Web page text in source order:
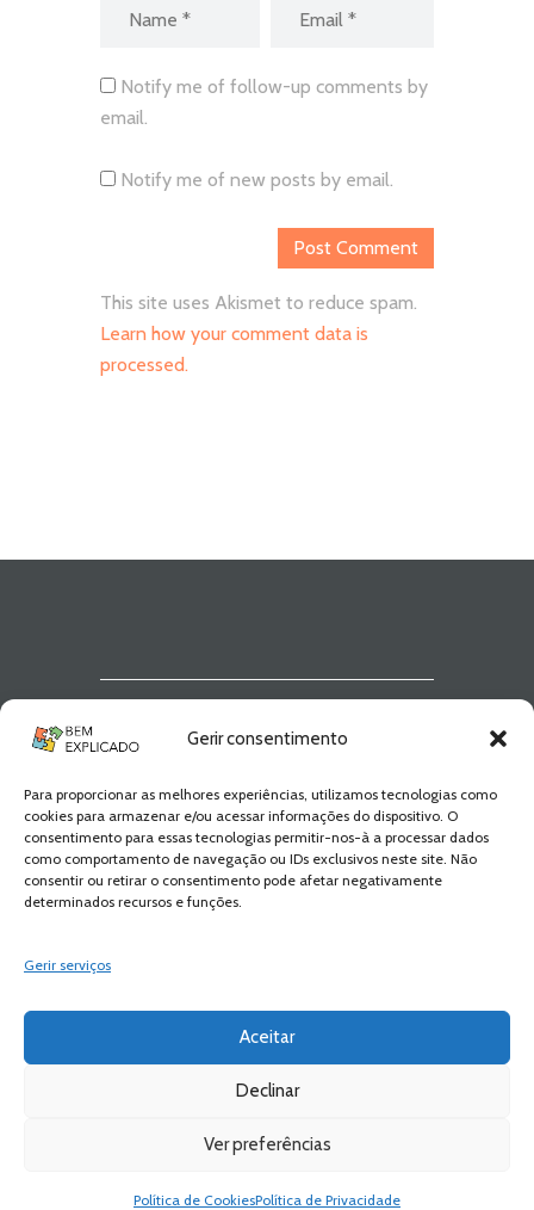
Gerir consentimento
Para proporcionar as melhores experiências, utilizamos tecnologias como
cookies para armazenar e/ou acessar informações do dispositivo. O
consentimento para essas tecnologias permitir-nos-à a processar dados
como comportamento de navegação ou IDs exclusivos neste site. Não
consentir ou retirar o consentimento pode afetar negativamente
determinados recursos e funções.
Gerir serviços
Aceitar
Declinar
Ver preferências
Política de CookiesPolítica de Privacidade
Notify me of follow-up comments by
email.
Notify me of new posts by email.
This site uses Akismet to reduce spam.
Learn how your comment data is
processed.
Explicado
Fica a par de todas as novidades! Zero
Spam, apenas novidades e novos
conteúdos!
Bem Explicado © 2026 All Rights Reserved